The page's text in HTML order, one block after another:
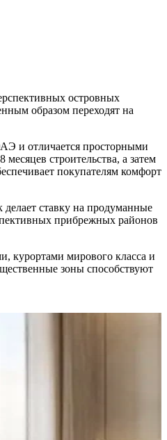
островных
образом переходят на
и отличается просторными
строительства, а затем
покупателям комфорт
ставку на продуманные
прибрежных районов
курортами мирового класса и
зоны способствуют